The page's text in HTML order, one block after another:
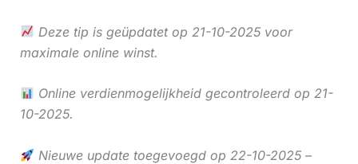
Deze tip is geüpdatet op 21-10-2025 voor
maximale online winst.
Online verdienmogelijkheid gecontroleerd op 21-
10-2025.
Nieuwe update toegevoegd op 22-10-2025 –